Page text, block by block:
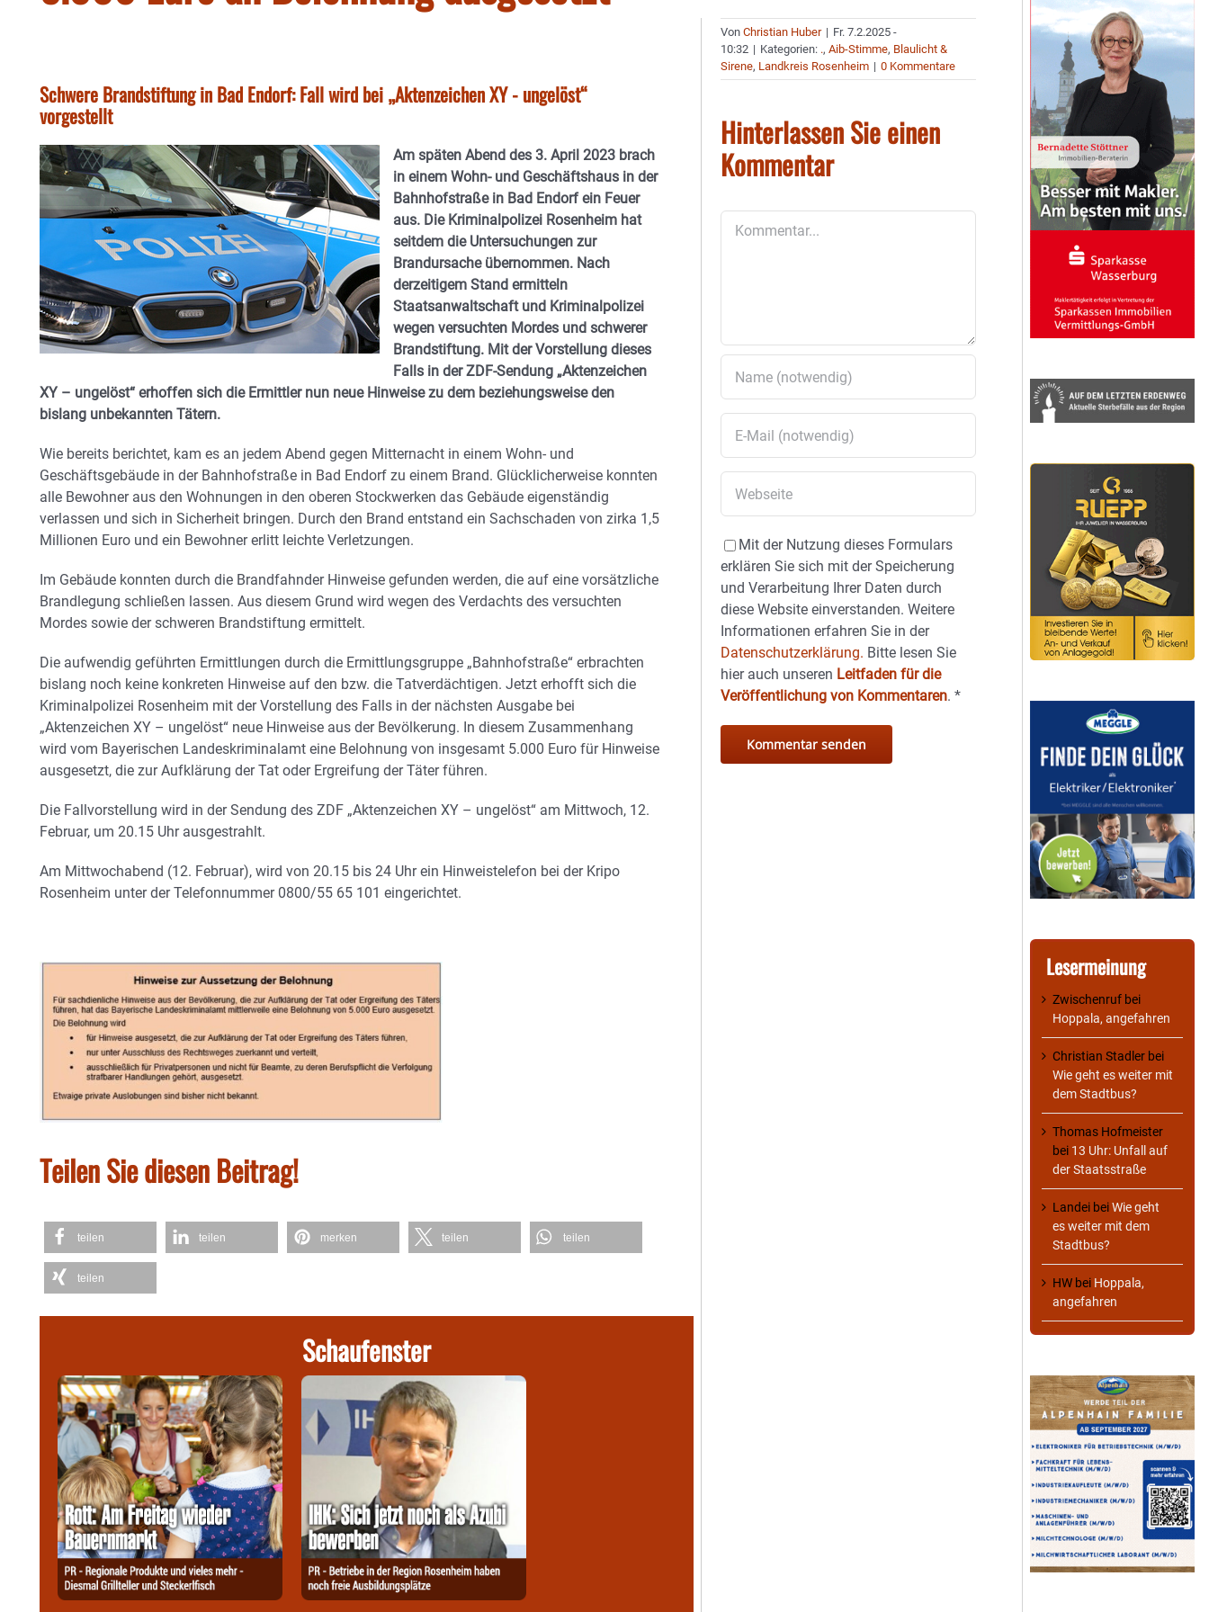
Schwere Brandstiftung in Bad Endorf: Fall wird bei „Aktenzeichen XY - ungelöst“
vorgestellt
Am späten Abend des 3. April 2023 brach
in einem Wohn- und Geschäftshaus in der
Bahnhofstraße in Bad Endorf ein Feuer
aus. Die Kriminalpolizei Rosenheim hat
seitdem die Untersuchungen zur
Brandursache übernommen. Nach
derzeitigem Stand ermitteln
Staatsanwaltschaft und Kriminalpolizei
wegen versuchten Mordes und schwerer
Brandstiftung. Mit der Vorstellung dieses
Falls in der ZDF-Sendung „Aktenzeichen
XY – ungelöst“ erhoffen sich die Ermittler nun neue Hinweise zu dem beziehungsweise den
bislang unbekannten Tätern.
Wie bereits berichtet, kam es an jedem Abend gegen Mitternacht in einem Wohn- und
Geschäftsgebäude in der Bahnhofstraße in Bad Endorf zu einem Brand. Glücklicherweise konnten
alle Bewohner aus den Wohnungen in den oberen Stockwerken das Gebäude eigenständig
verlassen und sich in Sicherheit bringen. Durch den Brand entstand ein Sachschaden von zirka 1,5
Millionen Euro und ein Bewohner erlitt leichte Verletzungen.
Im Gebäude konnten durch die Brandfahnder Hinweise gefunden werden, die auf eine vorsätzliche
Brandlegung schließen lassen. Aus diesem Grund wird wegen des Verdachts des versuchten
Mordes sowie der schweren Brandstiftung ermittelt.
Die aufwendig geführten Ermittlungen durch die Ermittlungsgruppe „Bahnhofstraße“ erbrachten
bislang noch keine konkreten Hinweise auf den bzw. die Tatverdächtigen. Jetzt erhofft sich die
Kriminalpolizei Rosenheim mit der Vorstellung des Falls in der nächsten Ausgabe bei
„Aktenzeichen XY – ungelöst“ neue Hinweise aus der Bevölkerung. In diesem Zusammenhang
wird vom Bayerischen Landeskriminalamt eine Belohnung von insgesamt 5.000 Euro für Hinweise
ausgesetzt, die zur Aufklärung der Tat oder Ergreifung der Täter führen.
Die Fallvorstellung wird in der Sendung des ZDF „Aktenzeichen XY – ungelöst“ am Mittwoch, 12.
Februar, um 20.15 Uhr ausgestrahlt.
Am Mittwochabend (12. Februar), wird von 20.15 bis 24 Uhr ein Hinweistelefon bei der Kripo
Rosenheim unter der Telefonnummer 0800/55 65 101 eingerichtet.
Teilen Sie diesen Beitrag!
teilen teilen merken teilen teilen
teilen
Schaufenster
VonChristian Huber | Fr. 7.2.2025 -
10:32 | Kategorien: .,Aib-Stimme, Blaulicht &
Sirene, Landkreis Rosenheim | 0 Kommentare
Hinterlassen Sie einen
Kommentar
Mit der Nutzung dieses Formulars
erklären Sie sich mit der Speicherung
und Verarbeitung Ihrer Daten durch
diese Website einverstanden. Weitere
Informationen erfahren Sie in der
Datenschutzerklärung. Bitte lesen Sie
hier auch unseren Leitfaden für die
Veröffentlichung von Kommentaren.*
Lesermeinung
Zwischenruf bei
Hoppala, angefahren
Christian Stadler bei
Wie geht es weiter mit
dem Stadtbus?
Thomas Hofmeister
bei 13 Uhr: Unfall auf
der Staatsstraße
Landei beiWie geht
es weiter mit dem
Stadtbus?
HW bei Hoppala,
angefahren